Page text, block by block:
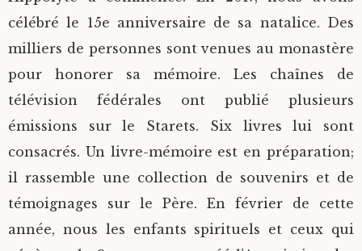
célébré le 15e anniversaire de sa natalice. Des
milliers de personnes sont venues au monastère
pour honorer sa mémoire. Les chaînes de
télévision fédérales ont publié plusieurs
émissions sur le Starets. Six livres lui sont
consacrés. Un livre-mémoire est en préparation;
il rassemble une collection de souvenirs et de
témoignages sur le Père. En février de cette
année, nous les enfants spirituels et ceux qui